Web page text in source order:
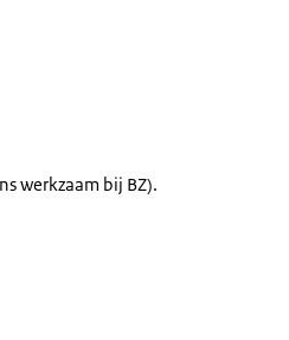
werkzaam bij BZ).